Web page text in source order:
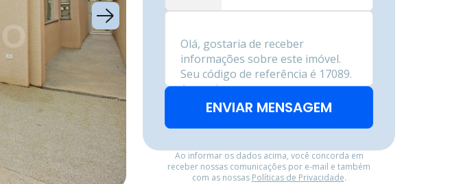
ENVIAR MENSAGEM
Ao informar os dados acima, você concorda em
receber nossas comunicações por e-mail e também
com as nossas Políticas de Privacidade.